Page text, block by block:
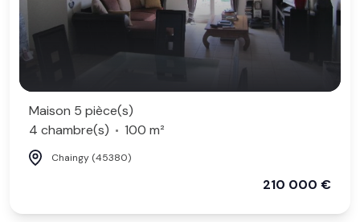
Maison 5 pièce(s)
4 chambre(s)
100 m²
Chaingy (45380)
210 000 €